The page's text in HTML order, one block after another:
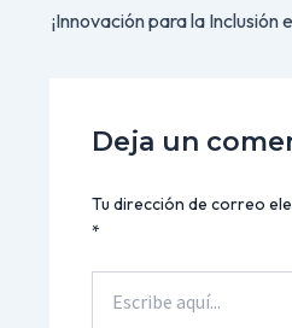
Deja un
Tu dirección de correo
*
aquí...